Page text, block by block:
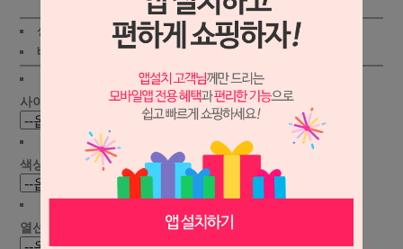
상품가 : 248,000원 적립금:1500원
배송비 : (조건) 지역별 !
사이즈 선택 :
색상 선택 :
열선 선택 :